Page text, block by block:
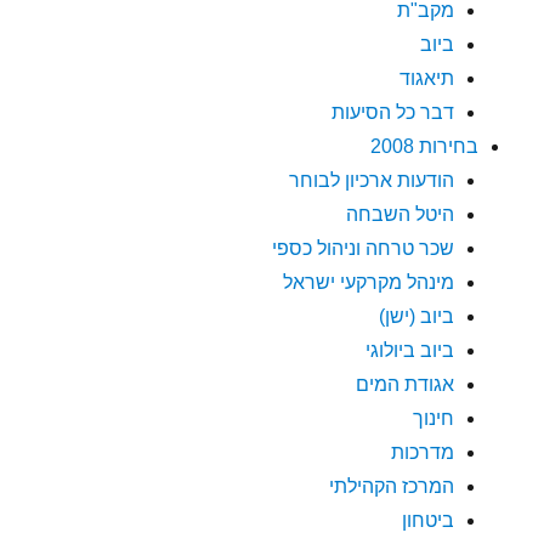
מקב"ת
ביוב
תיאגוד
דבר כל הסיעות
בחירות 2008
הודעות ארכיון לבוחר
היטל השבחה
שכר טרחה וניהול כספי
מינהל מקרקעי ישראל
ביוב (ישן)
ביוב ביולוגי
אגודת המים
חינוך
מדרכות
המרכז הקהילתי
ביטחון